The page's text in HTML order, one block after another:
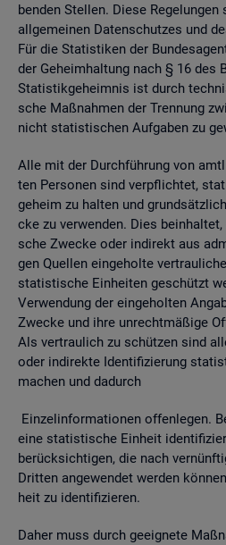
ben­den Stel­len. Diese
all­ge­mei­nen Da­ten­schut­zes und
Für die Sta­tis­ti­ken der
der Ge­heim­hal­tung nach § 16 des
Sta­tis­tik­ge­heim­nis ist durch
sche Maß­nah­men der Tren­nung
nicht sta­tis­ti­schen Auf­ga­ben zu
Alle mit der Durch­füh­rung von
ten Per­so­nen sind ver­pflich­tet,
ge­heim zu hal­ten und
cke zu ver­wen­den. Dies
sche Zwe­cke oder in­di­rekt aus
gen Quel­len ein­ge­hol­te
sta­tis­ti­sche Ein­hei­ten ge­schützt
Ver­wen­dung der ein­ge­hol­ten
Zwe­cke und ihre un­recht­mä­ßi­ge
Als ver­trau­lich zu schüt­zen sind
oder in­di­rek­te Iden­ti­fi­zie­rung
ma­chen und da­durch
Ein­zel­in­for­ma­tio­nen of­fen­le­gen.
eine sta­tis­ti­sche Ein­heit
be­rück­sich­ti­gen, die nach
Drit­ten an­ge­wen­det wer­den
heit zu iden­ti­fi­zie­ren.
Daher muss durch ge­eig­ne­te